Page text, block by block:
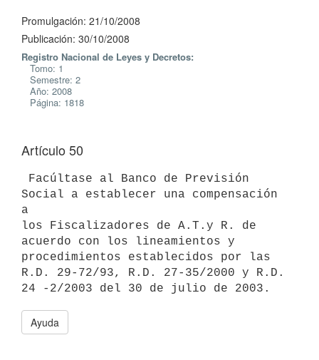
Promulgación: 21/10/2008
Publicación: 30/10/2008
Registro Nacional de Leyes y Decretos:
Tomo: 1
Semestre: 2
Año: 2008
Página: 1818
Artículo 50
Social a establecer una compensación
a
los Fiscalizadores de A.T.y R. de
acuerdo con los lineamientos y
procedimientos establecidos por las
R.D. 29-72/93, R.D. 27-35/2000 y R.D.
Ayuda